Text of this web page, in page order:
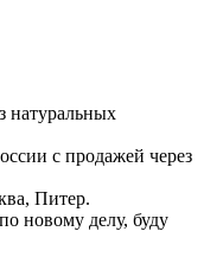
натуральных
с продажей через
Питер.
новому делу, буду